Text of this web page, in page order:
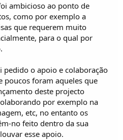
ambicioso ao ponto de
como por exemplo a
que requerem muito
para o qual por
o apoio e colaboração
poucos foram aqueles que
deste projecto
por exemplo na
etc, no entanto os
no feito dentro da sua
esse apoio.